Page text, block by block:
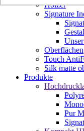
Hölzer
Signature
Oberflächen
Touch
Silk matte
Produkte
Pur